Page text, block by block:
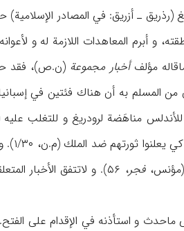
ـ أزريق: في المصادر الإسلامية)
المعاهدات اللازمة له و لأعوانه
أخبار مجموعة (ن.ص)، فقد
۲۳۰). و على أي حال، فإن من المسلم به أن هناك
(مؤنس،فجر
، ۵۶). و لاتتفق الأخبار
ماحدث و استأذنه في الإقدام على